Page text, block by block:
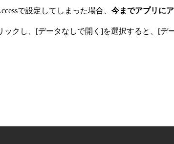
で設定してしまった場合、 今までアプリに
クし、[データなしで開く]を選択すると、[